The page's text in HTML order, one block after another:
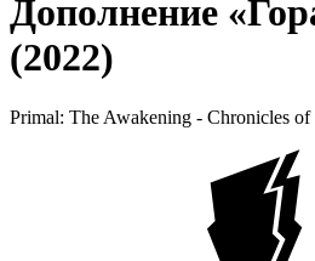
Дополнение
(2022)
Primal: The Awakening - Chronicles